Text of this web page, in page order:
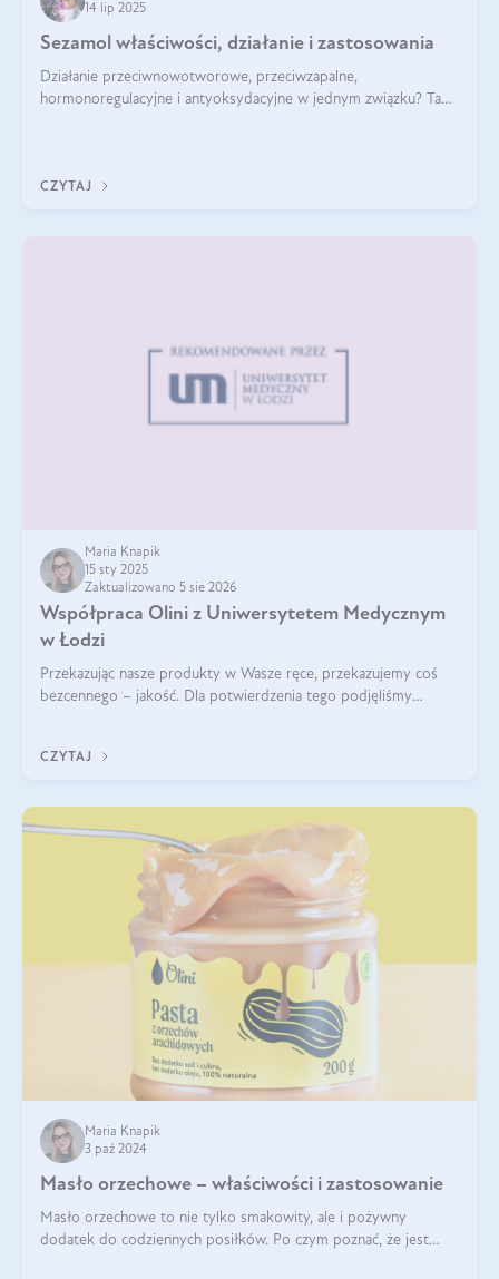
14 lip 2025
Sezamol właściwości, działanie i zastosowania
Działanie przeciwnowotworowe, przeciwzapalne,
hormonoregulacyjne i antyoksydacyjne w jednym związku? Tak
CZYTAJ
Maria Knapik
15 sty 2025
Zaktualizowano 5 sie 2026
Współpraca Olini z Uniwersytetem Medycznym
w Łodzi
Przekazując nasze produkty w Wasze ręce, przekazujemy coś
bezcennego – jakość. Dla potwierdzenia tego podjęliśmy
CZYTAJ
Maria Knapik
3 paź 2024
Masło orzechowe – właściwości i zastosowanie
Masło orzechowe to nie tylko smakowity, ale i pożywny
dodatek do codziennych posiłków. Po czym poznać, że jest